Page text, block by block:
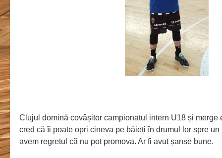
Clujul domină covâșitor campionatul intern U18 și merge
cred că îi poate opri cineva pe băieți în drumul lor spre
avem regretul că nu pot promova. Ar fi avut șanse bune.